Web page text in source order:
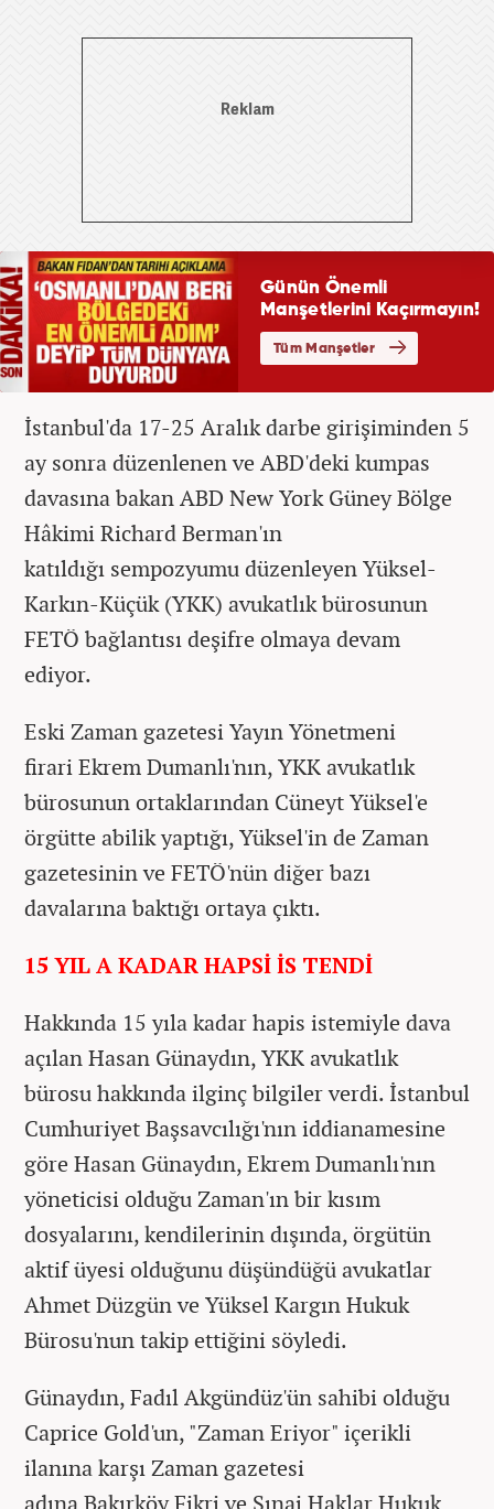
İstanbul'da 17-25 Aralık darbe girişiminden 5
ay sonra düzenlenen ve ABD'deki kumpas
davasına bakan ABD New York Güney Bölge
Hâkimi Richard Berman'ın
katıldığı sempozyumu düzenleyen Yüksel-
Karkın-Küçük (YKK) avukatlık bürosunun
FETÖ bağlantısı deşifre olmaya devam
ediyor.
Eski Zaman gazetesi Yayın Yönetmeni
firari Ekrem Dumanlı'nın, YKK avukatlık
bürosunun ortaklarından Cüneyt Yüksel'e
örgütte abilik yaptığı, Yüksel'in de Zaman
gazetesinin ve FETÖ'nün diğer bazı
davalarına baktığı ortaya çıktı.
15 YIL A KADAR HAPSİ İS TENDİ
Hakkında 15 yıla kadar hapis istemiyle dava
açılan Hasan Günaydın, YKK avukatlık
bürosu hakkında ilginç bilgiler verdi. İstanbul
Cumhuriyet Başsavcılığı'nın iddianamesine
göre Hasan Günaydın, Ekrem Dumanlı'nın
yöneticisi olduğu Zaman'ın bir kısım
dosyalarını, kendilerinin dışında, örgütün
aktif üyesi olduğunu düşündüğü avukatlar
Ahmet Düzgün ve Yüksel Kargın Hukuk
Bürosu'nun takip ettiğini söyledi.
Günaydın, Fadıl Akgündüz'ün sahibi olduğu
Caprice Gold'un, "Zaman Eriyor" içerikli
ilanına karşı Zaman gazetesi
adına Bakırköy Fikri ve Sınai Haklar Hukuk